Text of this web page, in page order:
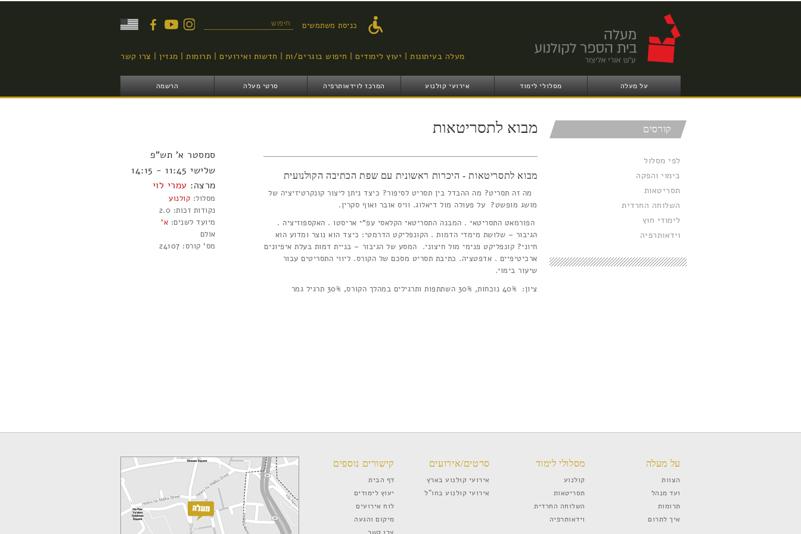
העיקרי
טופס חיפוש כניסת משתמשים
מעלה בעיתונות יעוץ לימודים חיפוש בוגרים/ות חדשות ואירועים תרומות מגזין צרו קשר
על מעלה מסלולי לימוד אירועי קולנוע המרכז לוידאותרפיה סרטי מעלה הרשמה
קורסים
לפי מסלול
בימוי והפקה
תסריטאות
השלוחה החרדית
לימודי חוץ
וידאותרפיה
מבוא לתסריטאות
מבוא לתסריטאות - היכרות ראשונית עם שפת הכתיבה הקולנועית
מה זה תסריט? מה ההבדל בין תסריט לסיפור? כיצד ניתן ליצור קונקרטיזיציה של
מושג מופשט? על פעולה מול דיאלוג. וויס אובר ואוף סקרין.
הפורמאט התסריטאי . המבנה התסריטאי הקלאסי עפ"י אריסטו . האקספוזיציה .
הגיבור – שלושת מימדי הדמות . הקונפליקט הדרמטי: כיצד הוא נוצר ומדוע הוא
חיוני? קונפליקט פנימי מול חיצוני. המסע של הגיבור – בניית דמות בעלת איפיונים
ארכיטיפיים . אדפטציה. כתיבת תסריט מסכם של הקורס. ליווי התסריטים עבור
שיעור בימוי.
ציון: 40% נוכחות, 30% השתתפות ותרגילים במהלך הקורס, 30% תרגיל גמר
סמסטר א' תש"פ
שלישי 11:45 - 14:15
מרצה: עמרי לוי
מסלול: קולנוע
נקודות זכות: 2.0
מיועד לשנים: א'
אולם
מס' קורס: 24107
על מעלה
הצוות
ועד מנהל
תרומות
איך לתרום
מסלולי לימוד
קולנוע
תסריטאות
השלוחה החרדית
וידאותרפיה
סרטים/אירועים
אירועי קולנוע בארץ
אירועי קולנוע בחו”ל
קישורים נוספים
דף הבית
יעוץ לימודים
לוח אירועים
מיקום והגעה
צרו קשר